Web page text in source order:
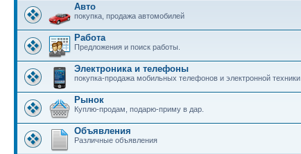
Авто
покупка, продажа автомобилей
Работа
Предложения и поиск работы.
Электроника и телефоны
покупка-продажа мобильных телефонов и электронной техники
Рынок
Куплю-продам, подарю-приму в дар.
Объявления
Различные объявления